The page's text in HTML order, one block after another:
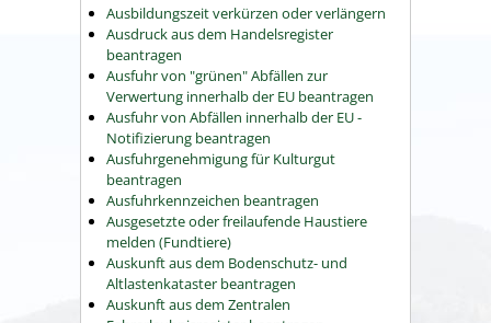
Ausbildungszeit verkürzen oder verlängern
Ausdruck aus dem Handelsregister
beantragen
Ausfuhr von "grünen" Abfällen zur
Verwertung innerhalb der EU beantragen
Ausfuhr von Abfällen innerhalb der EU -
Notifizierung beantragen
Ausfuhrgenehmigung für Kulturgut
beantragen
Ausfuhrkennzeichen beantragen
Ausgesetzte oder freilaufende Haustiere
melden (Fundtiere)
Auskunft aus dem Bodenschutz- und
Altlastenkataster beantragen
Auskunft aus dem Zentralen